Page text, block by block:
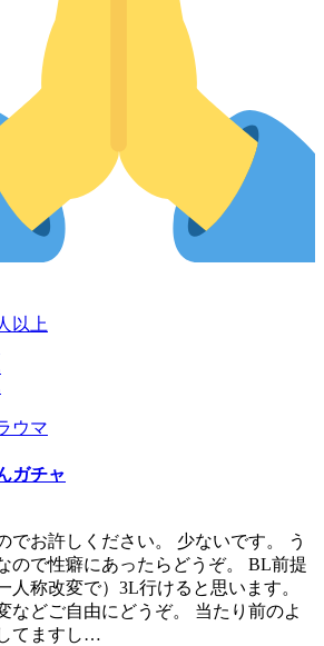
以上
ウマ
ガチャ
でお許しください。 少ないです。 う
ので性癖にあったらどうぞ。 BL前提
人称改変で）3L行けると思います。
などご自由にどうぞ。 当たり前のよ
てますし…